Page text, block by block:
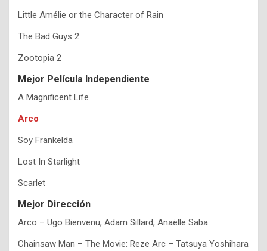
Little Amélie or the Character of Rain
The Bad Guys 2
Zootopia 2
Mejor Película Independiente
A Magnificent Life
Arco
Soy Frankelda
Lost In Starlight
Scarlet
Mejor Dirección
Arco – Ugo Bienvenu, Adam Sillard, Anaëlle Saba
Chainsaw Man – The Movie: Reze Arc – Tatsuya Yoshihara